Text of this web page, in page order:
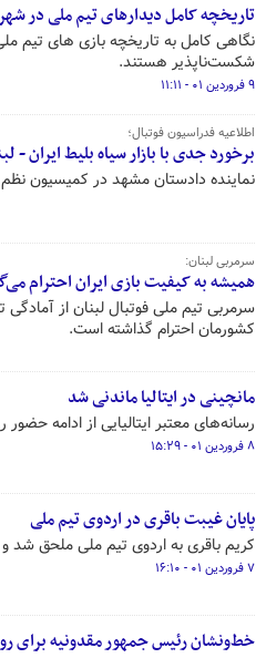
تاریخچه کامل دیدارهای تیم ملی در
نگاهی کامل به تاریخچه بازی های تیم
شکست‌ناپذیر هستند.
۹ فروردین ۰۱ - ۱۱:۱۱
اطلاعیه فدراسیون فوتبال؛
برخورد جدی با بازار سیاه بلیط ایران -
نماینده دادستان مشهد در کمیسیون
سرمربی لبنان:
همیشه به کیفیت بازی ایران احترام
سرمربی تیم ملی فوتبال لبنان از
کشورمان احترام گذاشته است.
مانچینی در ایتالیا ماندنی شد
رسانه‌های معتبر ایتالیایی از ادامه
۸ فروردین ۰۱ - ۱۵:۲۹
پایان غیبت باقری در اردوی تیم ملی
کریم باقری به اردوی تیم ملی ملحق شد
۷ فروردین ۰۱ - ۱۶:۱۰
خط‌ونشان رئیس جمهور مقدونیه برای